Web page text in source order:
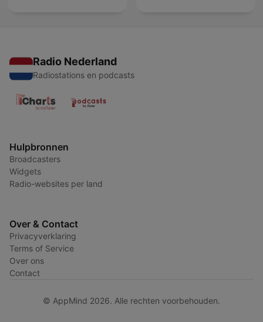
Radio Nederland
Radiostations en podcasts
Hulpbronnen
Broadcasters
Widgets
Radio-websites per land
Over & Contact
Privacyverklaring
Terms of Service
Over ons
Contact
© AppMind 2026. Alle rechten voorbehouden.